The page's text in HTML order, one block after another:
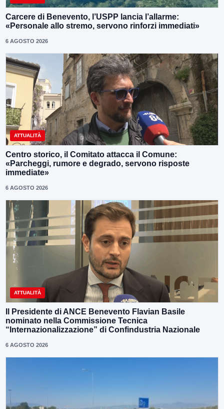
Carcere di Benevento, l’USPP lancia l’allarme:
«Personale allo stremo, servono rinforzi immediati»
6 AGOSTO 2026
ATTUALITÀ
Centro storico, il Comitato attacca il Comune:
«Parcheggi, rumore e degrado, servono risposte
immediate»
6 AGOSTO 2026
ATTUALITÀ
Il Presidente di ANCE Benevento Flavian Basile
nominato nella Commissione Tecnica
“Internazionalizzazione” di Confindustria Nazionale
6 AGOSTO 2026